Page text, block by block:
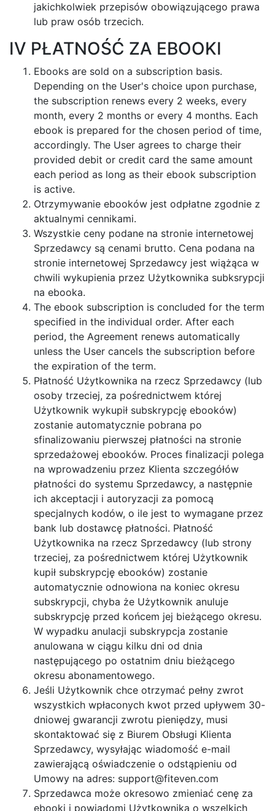
jakichkolwiek przepisów obowiązującego prawa
lub praw osób trzecich.
IV PŁATNOŚĆ ZA EBOOKI
Ebooks are sold on a subscription basis.
Depending on the User's choice upon purchase,
the subscription renews every 2 weeks, every
month, every 2 months or every 4 months. Each
ebook is prepared for the chosen period of time,
accordingly. The User agrees to charge their
provided debit or credit card the same amount
each period as long as their ebook subscription
is active.
Otrzymywanie ebooków jest odpłatne zgodnie z
aktualnymi cennikami.
Wszystkie ceny podane na stronie internetowej
Sprzedawcy są cenami brutto. Cena podana na
stronie internetowej Sprzedawcy jest wiążąca w
chwili wykupienia przez Użytkownika subksrypcji
na ebooka.
The ebook subscription is concluded for the term
specified in the individual order. After each
period, the Agreement renews automatically
unless the User cancels the subscription before
the expiration of the term.
Płatność Użytkownika na rzecz Sprzedawcy (lub
osoby trzeciej, za pośrednictwem której
Użytkownik wykupił subskrypcję ebooków)
zostanie automatycznie pobrana po
sfinalizowaniu pierwszej płatności na stronie
sprzedażowej ebooków. Proces finalizacji polega
na wprowadzeniu przez Klienta szczegółów
płatności do systemu Sprzedawcy, a następnie
ich akceptacji i autoryzacji za pomocą
specjalnych kodów, o ile jest to wymagane przez
bank lub dostawcę płatności. Płatność
Użytkownika na rzecz Sprzedawcy (lub strony
trzeciej, za pośrednictwem której Użytkownik
kupił subskrypcję ebooków) zostanie
automatycznie odnowiona na koniec okresu
subskrypcji, chyba że Użytkownik anuluje
subskrypcję przed końcem jej bieżącego okresu.
W wypadku anulacji subskrypcja zostanie
anulowana w ciągu kilku dni od dnia
następującego po ostatnim dniu bieżącego
okresu abonamentowego.
Jeśli Użytkownik chce otrzymać pełny zwrot
wszystkich wpłaconych kwot przed upływem 30-
dniowej gwarancji zwrotu pieniędzy, musi
skontaktować się z Biurem Obsługi Klienta
Sprzedawcy, wysyłając wiadomość e-mail
zawierającą oświadczenie o odstąpieniu od
Umowy na adres: support@fiteven.com
Sprzedawca może okresowo zmieniać cenę za
ebooki i powiadomi Użytkownika o wszelkich